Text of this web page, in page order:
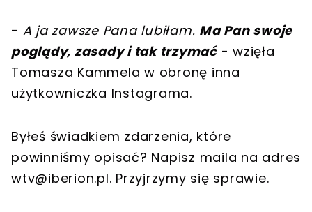
- A ja zawsze Pana lubiłam. Ma Pan swoje
poglądy, zasady i tak trzymać- wzięła
Tomasza Kammela w obronę inna
użytkowniczka Instagrama.
Byłeś świadkiem zdarzenia, które
powinniśmy opisać? Napisz maila na adres
wtv@iberion.pl. Przyjrzymy się sprawie.